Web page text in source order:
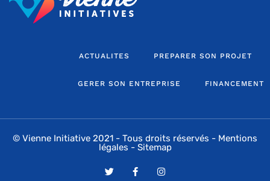
ACTUALITES PREPARER SON PROJET
GERER SON ENTREPRISE FINANCEMENT
© Vienne Initiative 2021 - Tous droits réservés - Mentions
légales - Sitemap